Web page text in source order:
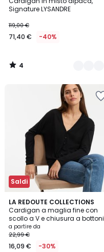
Signature LYSANDRE
119,00 €
71,40 € -40%
5
Colori
4
/
Saldi
LA REDOUTE COLLECTIONS
Cardigan a maglia fine con
scollo a V e chiusura a bottoni
a partire da
22,99 €
16,09 € -30%
4,8
/ 5
2
Colori